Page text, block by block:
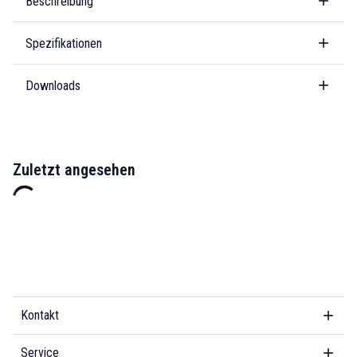
Spezifikationen
Downloads
Zuletzt angesehen
Kontakt
Service